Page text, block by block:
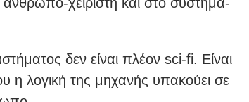
δεν είναι πλέον sci-fi. Είναι
η λογική της μηχανής υπακούει σε